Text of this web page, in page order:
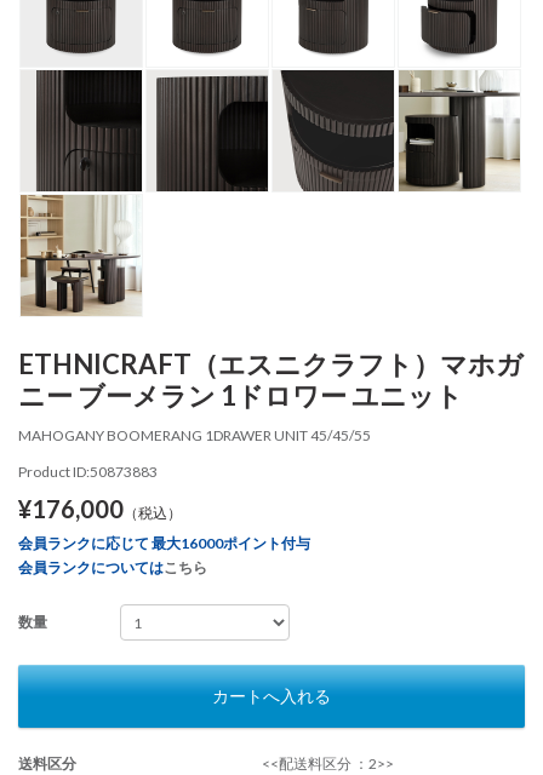
ETHNICRAFT（エスニクラフト）マホガ
ニー ブーメラン 1ドロワー ユニット
MAHOGANY BOOMERANG 1DRAWER UNIT 45/45/55
Product ID:50873883
¥176,000 （税込）
会員ランクに応じて 最大16000ポイント付与
会員ランクについてはこちら
数量
カートへ入れる
送料区分
<<配送料区分 ：2>>